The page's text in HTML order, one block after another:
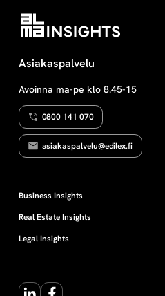
e
l
y
kaikki relevantti tieto yhteen
koottuna. Käsikirja käy
maahanmuuton vaiheet ja
tärkeimmät oikeudelliset termit
turvapaikkamenettelyyn tai
maasta […]
Asiakaspalvelu
Avoinna ma-pe klo 8.45-15
0800 141 070
asiakaspalvelu@edilex.fi
Business Insights
Real Estate Insights
Legal Insights
LinkedInFacebook